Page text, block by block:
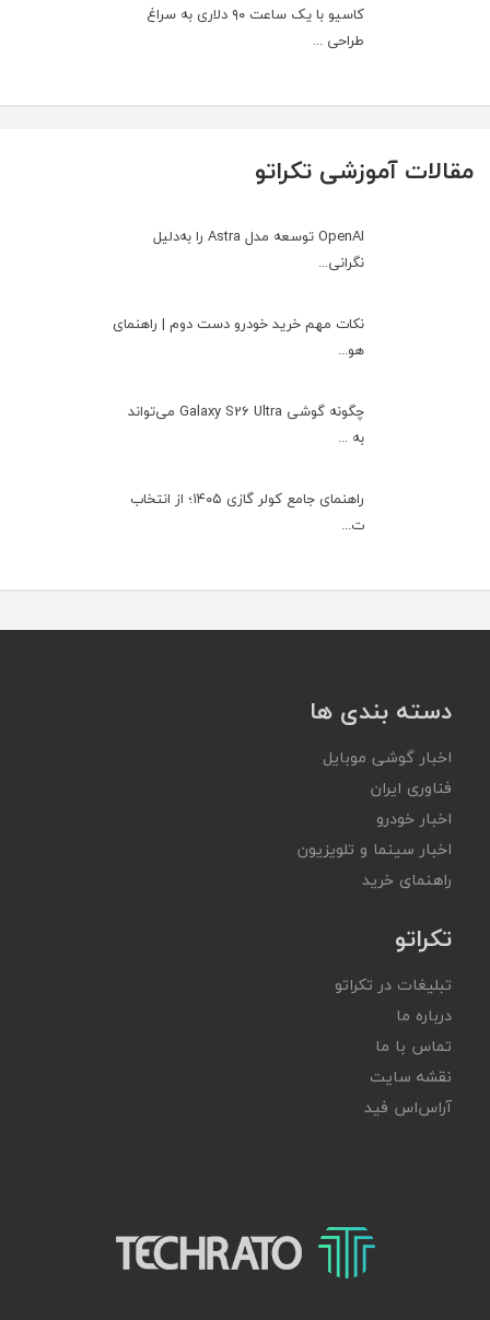
کاسیو با یک ساعت ۹۰ دلاری به سراغ
طراحی ...
مقالات آموزشی تکراتو
OpenAI توسعه مدل Astra را به‌دلیل
نگرانی...
نکات مهم خرید خودرو دست دوم | راهنمای
هو...
چگونه گوشی Galaxy S26 Ultra می‌تواند
به ...
راهنمای جامع کولر گازی ۱۴۰۵؛ از انتخاب
ت...
دسته بندی ها
اخبار گوشی موبایل
فناوری ایران
اخبار خودرو
اخبار سینما و تلویزیون
راهنمای خرید
تکراتو
تبلیغات در تکراتو
درباره ما
تماس با ما
نقشه سایت
آر‌اس‌اس فید
تکراتو – زندگی با تکنولوژی